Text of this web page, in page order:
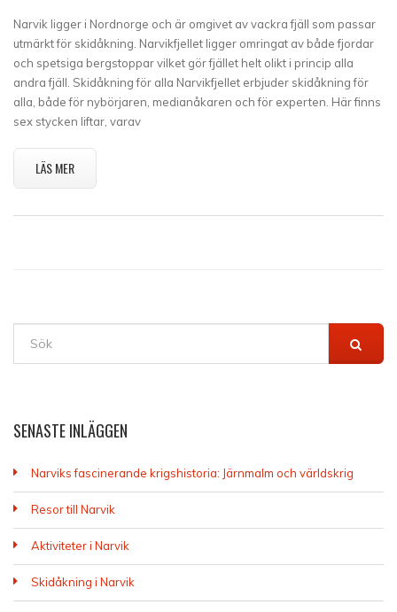
Narvik ligger i Nordnorge och är omgivet av vackra fjäll som passar
utmärkt för skidåkning. Narvikfjellet ligger omringat av både fjordar
och spetsiga bergstoppar vilket gör fjället helt olikt i princip alla
andra fjäll. Skidåkning för alla Narvikfjellet erbjuder skidåkning för
alla, både för nybörjaren, medianåkaren och för experten. Här finns
sex stycken liftar, varav
LÄS MER
SENASTE INLÄGGEN
Narviks fascinerande krigshistoria: Järnmalm och världskrig
Resor till Narvik
Aktiviteter i Narvik
Skidåkning i Narvik